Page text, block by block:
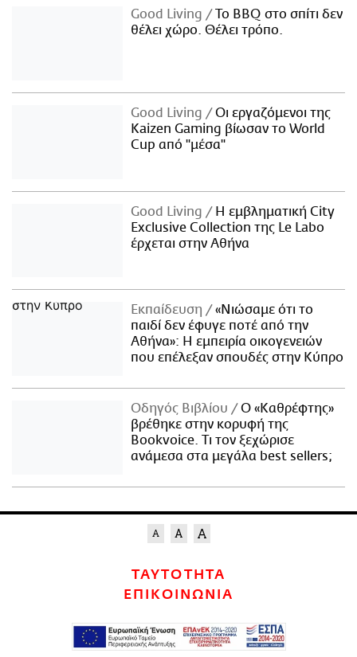
Good Living
Το BBQ στο σπίτι δεν
θέλει χώρο. Θέλει τρόπο.
Good Living
Οι εργαζόμενοι της
Kaizen Gaming βίωσαν το World
Cup από "μέσα"
Good Living
Η εμβληματική City
Exclusive Collection της Le Labo
έρχεται στην Αθήνα
Εκπαίδευση
«Νιώσαμε ότι το
παιδί δεν έφυγε ποτέ από την
Αθήνα»: Η εμπειρία οικογενειών
που επέλεξαν σπουδές στην Κύπρο
Οδηγός Βιβλίου
Ο «Καθρέφτης»
βρέθηκε στην κορυφή της
Bookvoice. Τι τον ξεχώρισε
ανάμεσα στα μεγάλα best sellers;
ΤΑΥΤΟΤΗΤΑ
ΕΠΙΚΟΙΝΩΝΙΑ